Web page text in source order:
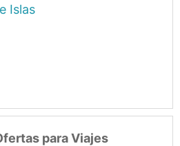
Islas
para Viajes